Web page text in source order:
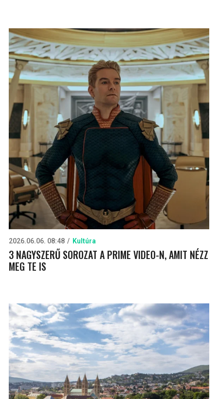
2026.06.06. 08:48 Kultúra
3 NAGYSZERŰ SOROZAT A PRIME VIDEO-N, AMIT NÉZZ
MEG TE IS